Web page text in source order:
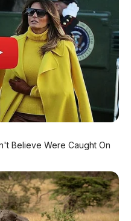
Toyota ini keren
Isi ulang 2 menit, emisi
praktis. Tapi
dari produksi
yang bisa jalan.
itu pun masih konsep
swap hidrogen
belum ada
tukar kartrid.
Sangat kecil
Believe Were Caught On